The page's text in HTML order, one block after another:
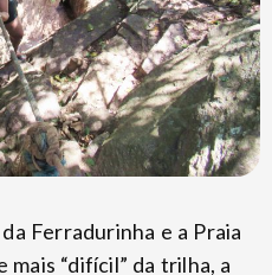
Ferradurinha e a Praia
“difícil” da trilha, a